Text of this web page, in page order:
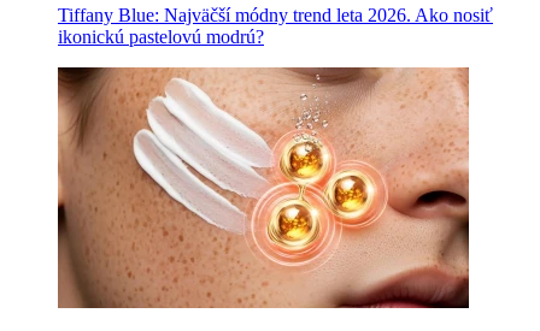
Tiffany Blue: Najväčší módny trend leta 2026. Ako nosiť
ikonickú pastelovú modrú?